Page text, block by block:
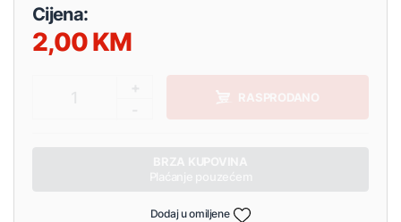
Cijena:
2,00
RASPRODANO
Dodaj u omiljene